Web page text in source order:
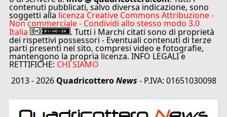
contenuti pubblicati, salvo diversa indicazione, sono
soggetti alla licenza Creative Commons Attribuzione -
Non commerciale - Condividi allo stesso modo 3.0
Italia . Tutti i Marchi citati sono di proprietà
dei rispettivi possessori - Eventuali contenuti di terze
parti presenti nel sito, compresi video e fotografie,
mantengono la propria licenza. INFO LEGALI e
RETTIFICHE: CHI SIAMO
2013 - 2026 QuadricotteroNews - P.IVA: 01651030098